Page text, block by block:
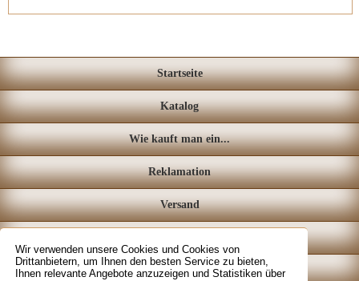
Wir verwenden unsere Cookies und Cookies von
Drittanbietern, um Ihnen den besten Service zu bieten,
Ihnen relevante Angebote anzuzeigen und Statistiken über
Startseite
Katalog
Wie kauft man ein...
Reklamation
Versand
Fachgeschäft